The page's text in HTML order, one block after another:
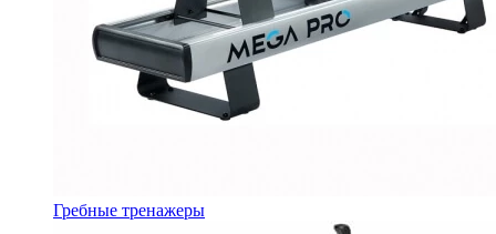
Гребные тренажеры